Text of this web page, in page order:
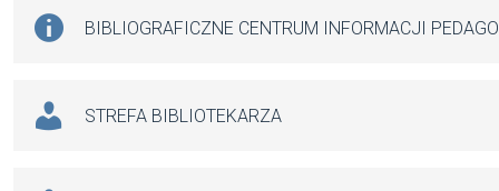
BIBLIOGRAFICZNE CENTRUM INFORMACJI
STREFA BIBLIOTEKARZA